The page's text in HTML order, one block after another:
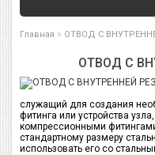
Главная » ОТВОД С
ОТВОД С
служащий для создания
фитинга или устройства
компрессионными
стандартному размеру
использовать его со